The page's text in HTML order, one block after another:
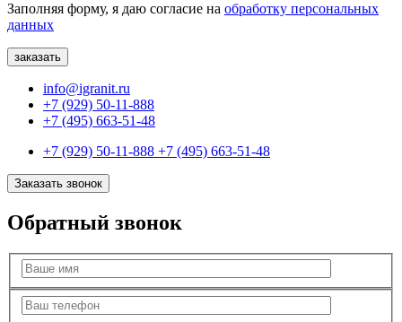
Заполняя форму, я даю согласие на обработку персональных
данных
info@igranit.ru
+7 (929) 50-11-888
+7 (495) 663-51-48
+7 (929) 50-11-888 +7 (495) 663-51-48
Заказать звонок
Обратный звонок